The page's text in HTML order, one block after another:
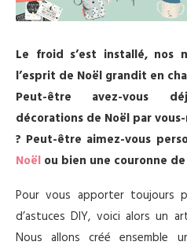
Le froid s’est installé, nos
l’esprit de Noël grandit en
Peut-être avez-vous
décorations de Noël par
? Peut-être aimez-vous
Noël ou bien une couronne de
Pour vous apporter toujours
d’astuces DIY, voici alors un
Nous allons créé ensemble